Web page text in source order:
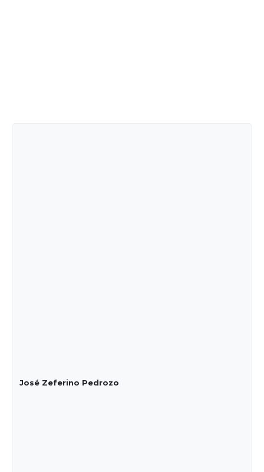
José Zeferino Pedrozo